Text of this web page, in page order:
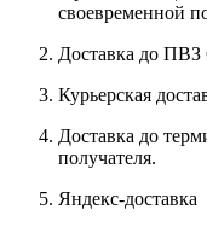
своевременной
Доставка до
Курьерская
Доставка до
получателя.
Яндекс-доставка